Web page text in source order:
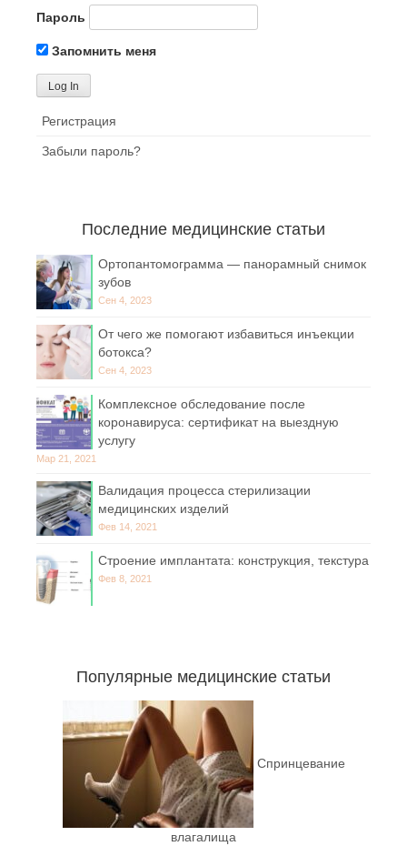
Пароль
Запомнить меня
Регистрация
Забыли пароль?
Последние медицинские статьи
Ортопантомограмма — панорамный снимок
зубов
Сен 4, 2023
От чего же помогают избавиться инъекции
ботокса?
Сен 4, 2023
Комплексное обследование после
коронавируса: сертификат на выездную
услугу
Мар 21, 2021
Валидация процесса стерилизации
медицинских изделий
Фев 14, 2021
Строение имплантата: конструкция, текстура
Фев 8, 2021
Популярные медицинские статьи
Спринцевание
влагалища